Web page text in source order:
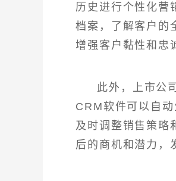
历史进行个性化营
档案，了解客户的
增强客户黏性和忠
此外，上市公
CRM软件可以自
及时调整销售策略
后的商机和潜力，